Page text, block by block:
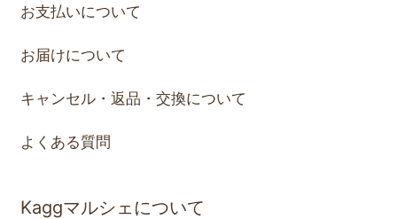
お支払いについて
お届けについて
キャンセル・返品・交換について
よくある質問
Kaggマルシェについて